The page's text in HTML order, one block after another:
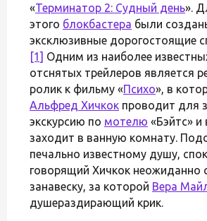
«Терминатор 2: Судный день».
этого блокбастера были
эксклюзивные дорогостоящие
[1] Одним из наиболее
отснятых трейлеров является
ролик к фильму «Психо», в
Альфред Хичкок проводит для
экскурсию по мотелю «Бэйтс»
заходит в ванную комнату.
печально известному душу,
говорящий Хичкок неожиданно
занавеску, за которой Вера
душераздирающий крик.